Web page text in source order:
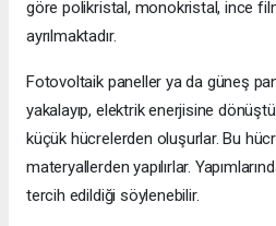
göre polikristal, monokristal, ince
ayrılmaktadır.
Fotovoltaik paneller ya da güneş
yakalayıp, elektrik enerjisine
küçük hücrelerden oluşurlar. Bu
materyallerden yapılırlar.
tercih edildiği söylenebilir.